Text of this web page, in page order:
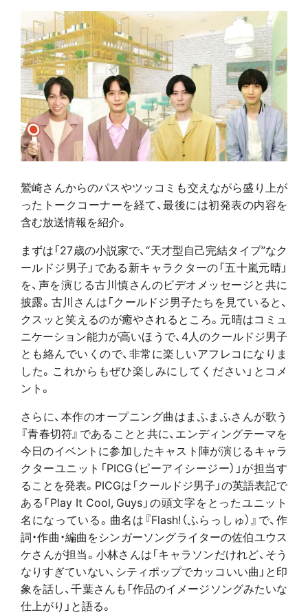
鷲崎さんからのパスやツッコミも交えながら盛り上が
ったトークコーナーを経て、最後には初発表の内容を
含む放送情報を紹介。
まずは「27歳の小説家で、“天才型自己完結タイプ”なク
ールドジ男子」である新キャラクターの「五十嵐元晴」
を、声を演じる古川慎さんのビデオメッセージと共に
披露。古川さんは「クールドジ男子たちを見ていると、
クスッと笑えるのが癒やされるところ。元晴はコミュ
ニケーション能力が高いほうで、4人のクールドジ男子
とも絡んでいくので、非常に楽しいアフレコになりま
した。これからもぜひ楽しみにしてください」とコメ
ント。
さらに、本作のオープニング曲はまふまふさんが歌う
『青春切符』であることと共に、エンディングテーマを
今日のイベントに参加したキャスト陣が演じるキャラ
クターユニット「PICG（ピーアイシージー）」が担当す
ることを発表。PICGは「クールドジ男子」の英語表記で
ある「Play It Cool, Guys」の頭文字をとったユニット
名になっている。曲名は『Flash!（ふらっしゅ）』で、作
詞・作曲・編曲をシンガーソングライターの佐伯ユウス
ケさんが担当。小林さんは「キャラソンだけれど、そう
なりすぎていない、シティポップでカッコいい曲」と印
象を話し、千葉さんも「作品のイメージソングみたいな
仕上がり」と語る。